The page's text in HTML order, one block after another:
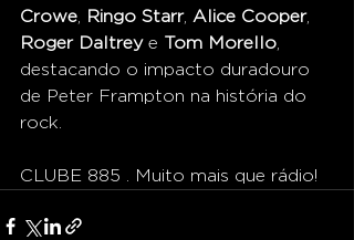
Crowe Ringo Starr, Alice Cooper,
Roger Daltrey e Tom Morello
destacando o impacto duradouro
de Peter Frampton na história do
rock.
CLUBE 885 . Muito mais que rádio!